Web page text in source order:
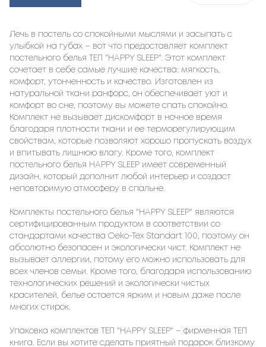
Лечь в постель со спокойными мыслями и засыпать с
улыбкой на губах – вот что предоставляет комплект
постельного белья ТЕП "HAPPY SLEEP". Этот комплект
сочетает в себе самые лучшие качества: мягкость,
комфорт, утонченность и качество. Изготовлен из
натуральной ткани ранфорс, он обеспечивает уют и
комфорт во сне, поэтому вы можете спать спокойно.
Комплект не вызывает дискомфорт в ночное время
благодаря плотности ткани и ее терморегулирующим
свойствам, которые позволяют хорошо пропускать воздух
и впитывать лишнюю влагу. Кроме того, комплект
постельного белья HAPPY SLEEP имеет современный
дизайн, который дополнит любой интерьер и создаст
неповторимую атмосферу в спальне.
Комплекты постельного белья "HAPPY SLEEP" являются
сертифицированным продуктом в соответствии со
стандартами качества Oeko-Tex Standart 100, поэтому он
абсолютно безопасен и экологически чист. Комплект не
вызывает аллергии, потому его можно использовать для
всех членов семьи. Кроме того, благодаря использованию
технологических решений и экологически чистых
красителей, белье остается ярким и новым даже после
многих стирок.
Упаковка комплектов ТЕП "HAPPY SLEEP" – фирменная ТЕП
книга. Если вы хотите сделать приятный подарок близкому